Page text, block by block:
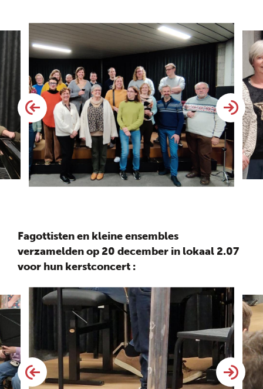
Fagottisten en kleine ensembles
verzamelden op 20 december in lokaal 2.07
voor hun kerstconcert :